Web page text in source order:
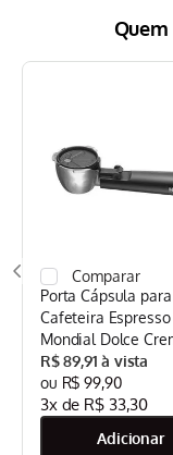
Porta Cápsula para
Cafeteira Espresso
Mondial Dolce
Bar Mondial Preto/
CPC-DG
R$ 89,91
R$ 99,90
3x de R$ 33,30